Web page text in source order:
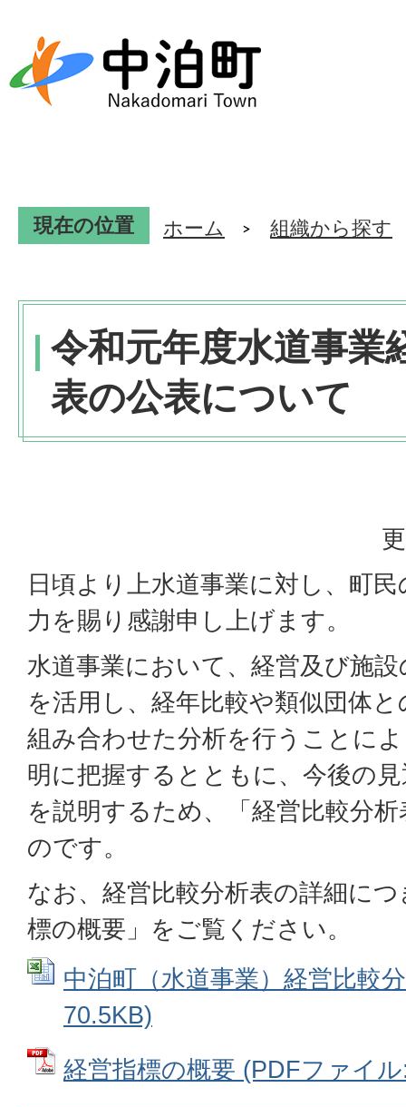
現在の位置 ホーム 組織から探す
令和元年度水道事業
表の公表について
日頃より上水道事業に対し、町
力を賜り感謝申し上げます。
水道事業において、経営及び施
を活用し、経年比較や類似団体
組み合わせた分析を行うことに
明に把握するとともに、今後の
を説明するため、「経営比較分
のです。
なお、経営比較分析表の詳細に
標の概要」をご覧ください。
中泊町（水道事業）経営比較
70.5KB)
経営指標の概要 (PDFファイ